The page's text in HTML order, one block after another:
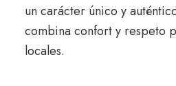
un carácter único y
combina confort y respeto
locales.